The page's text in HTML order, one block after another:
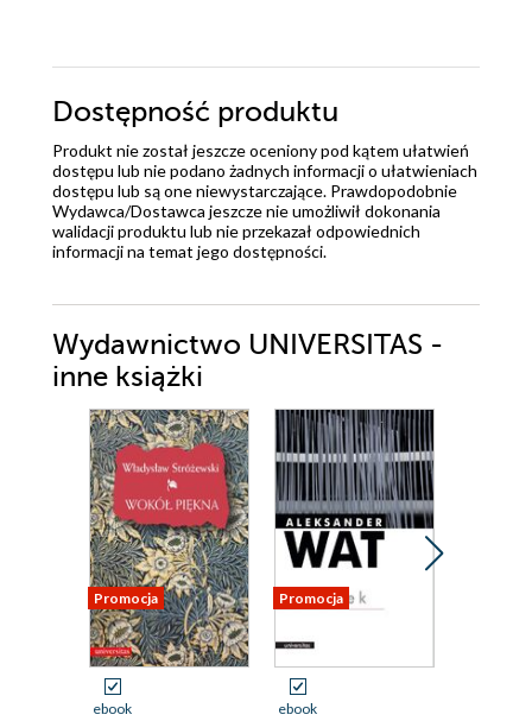
Dostępność produktu
Produkt nie został jeszcze oceniony pod kątem ułatwień
dostępu lub nie podano żadnych informacji o ułatwieniach
dostępu lub są one niewystarczające. Prawdopodobnie
Wydawca/Dostawca jeszcze nie umożliwił dokonania
walidacji produktu lub nie przekazał odpowiednich
informacji na temat jego dostępności.
Wydawnictwo UNIVERSITAS -
inne książki
Promocja
ebook
Promocja
ebook